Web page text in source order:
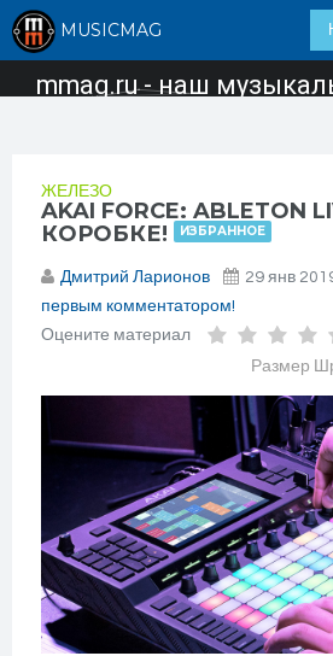
MUSICMAG
mmag.ru - наш
ЖЕЛЕЗО
AKAI FORCE: ABLETON
КОРОБКЕ!
ИЗБРАННОЕ
Дмитрий Ларионов 29 янв
первым комментатором!
Оцените материал
Размер